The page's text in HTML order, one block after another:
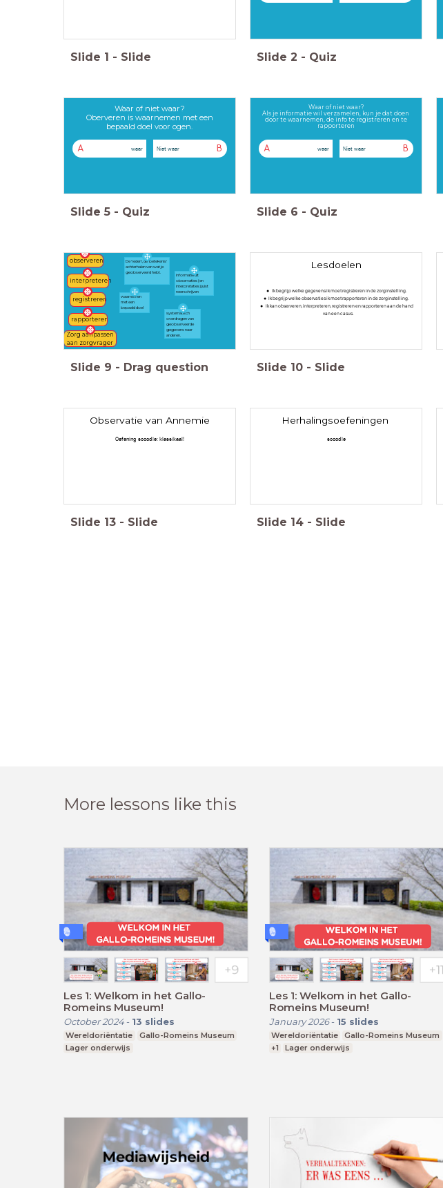
Slide 1 - Slide Slide 2 - Quiz
Waar of niet waar?
Oberveren is waarnemen met een
bepaald doel voor ogen.
A waar B
Niet waar
Slide 5 - Quiz
Waar of niet waar?
Als je informatie wil verzamelen, kun je dat doen
door te waarnemen, de info te registreren en te
rapporteren
A waar B
Niet waar
Slide 6 - Quiz
observeren
interpreteren
registreren
rapporteren
Zorg aanpassen
aan zorgvrager
waarnemen
met een
bepaald doel
De 'reden', de 'betekenis'
achterhalen van wat je
geobserveerd hebt.
informatie uit
observaties (en
interpretaties) juist
neerschrijven
systematisch
overdragen van
geobserveerde
gegevens naar
anderen.
Slide 9 - Drag question
Lesdoelen
Ik begrijp welke gegevens ik moet registreren in de zorginstelling.
Ik begrijp welke observaties ik moet rapporteren in de zorginstelling.
Ik kan observeren, interpreteren, registreren en rapporteren aan de hand
van een casus.
Slide 10 - Slide
Observatie van Annemie
Oefening scoodle: klassikaal!
Slide 13 - Slide
Herhalingsoefeningen
scoodle
Slide 14 - Slide
More lessons like this
Les 1: Welkom in het Gallo-
Romeins Museum!
October 2024- 13 slides
Wereldoriëntatie
Gallo-Romeins Museum
Lager onderwijs
Les 1: Welkom in het Gallo-
Romeins Museum!
January 2026- 15 slides
Wereldoriëntatie
Gallo-Romeins Museum
+1
Lager onderwijs